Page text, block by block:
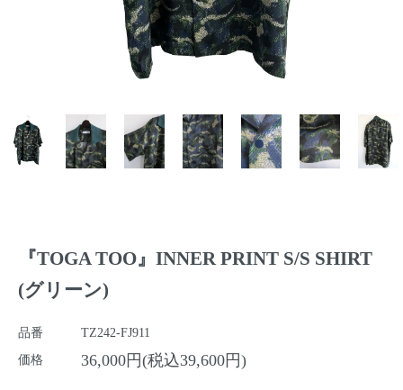
『TOGA TOO』INNER PRINT S/S SHIRT
(グリーン)
品番
TZ242-FJ911
価格
36,000円(税込39,600円)